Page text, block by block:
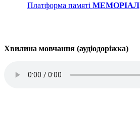
Платформа памяті МЕМОРІАЛ
Хвилина мовчання (аудіодоріжка)